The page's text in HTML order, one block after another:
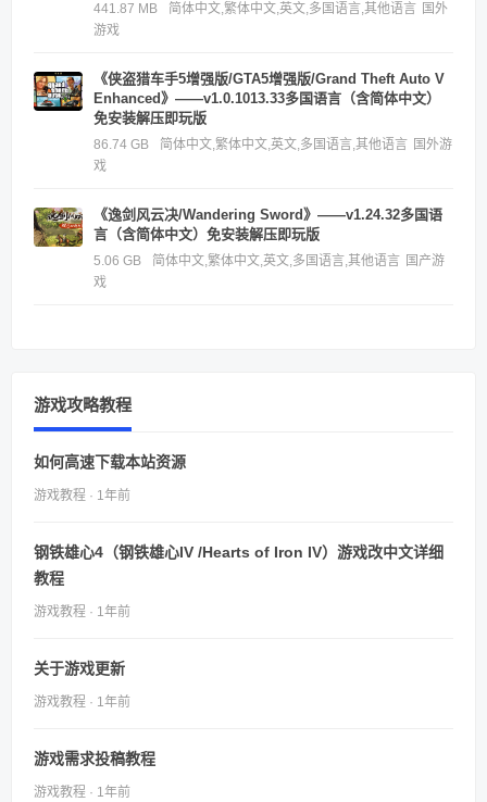
441.87 MB 简体中文,繁体中文,英文,多国语言,其他语言 国外
游戏
《侠盗猎车手5增强版/GTA5增强版/Grand Theft Auto V
Enhanced》——v1.0.1013.33多国语言（含简体中文）
免安装解压即玩版
86.74 GB 简体中文,繁体中文,英文,多国语言,其他语言 国外游
戏
《逸剑风云决/Wandering Sword》——v1.24.32多国语
言（含简体中文）免安装解压即玩版
5.06 GB 简体中文,繁体中文,英文,多国语言,其他语言 国产游
戏
游戏攻略教程
如何高速下载本站资源
游戏教程 · 1年前
钢铁雄心4（钢铁雄心IV /Hearts of Iron IV）游戏改中文详细
教程
游戏教程 · 1年前
关于游戏更新
游戏教程 · 1年前
游戏需求投稿教程
游戏教程 · 1年前